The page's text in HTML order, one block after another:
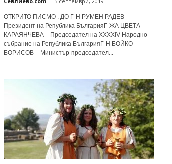
ОТКРИТО ПИСМО . ДО Г-Н РУМЕН РАДЕВ –
Президент на Република БългарияГ-ЖА ЦВЕТА
КАРАЯНЧЕВА – Председател на XXXXIV Народно
събрание на Република БългарияГ-Н БОЙКО
БОРИСОВ – Министър-председател...